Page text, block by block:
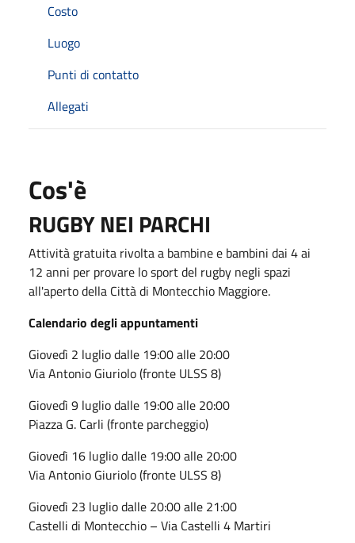
Costo
Luogo
Punti di contatto
Allegati
Cos'è
RUGBY NEI PARCHI
Attività gratuita rivolta a bambine e bambini dai 4 ai
12 anni per provare lo sport del rugby negli spazi
all'aperto della Città di Montecchio Maggiore.
Calendario degli appuntamenti
Giovedì 2 luglio dalle 19:00 alle 20:00
Via Antonio Giuriolo (fronte ULSS 8)
Giovedì 9 luglio dalle 19:00 alle 20:00
Piazza G. Carli (fronte parcheggio)
Giovedì 16 luglio dalle 19:00 alle 20:00
Via Antonio Giuriolo (fronte ULSS 8)
Giovedì 23 luglio dalle 20:00 alle 21:00
Castelli di Montecchio – Via Castelli 4 Martiri